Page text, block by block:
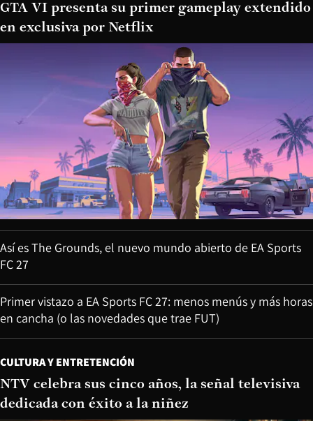
GTA VI presenta su primer gameplay extendido
en exclusiva por Netflix
Así es The Grounds, el nuevo mundo abierto de EA Sports
FC 27
Primer vistazo a EA Sports FC 27: menos menús y más horas
en cancha (o las novedades que trae FUT)
CULTURA Y ENTRETENCIÓN
NTV celebra sus cinco años, la señal televisiva
dedicada con éxito a la niñez